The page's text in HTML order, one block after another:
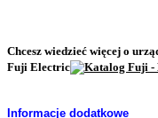
Chcesz wiedzieć więcej o
Fuji Electric
Informacje dodatkowe